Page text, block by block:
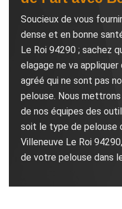
Soucieux de vous
dense et en bonne
Le Roi 94290 ; sachez
elagage ne va
agréé qui ne sont pas
pelouse. Nous
de nos équipes des
soit le type de pelouse
Villeneuve Le Roi
de votre pelouse dans